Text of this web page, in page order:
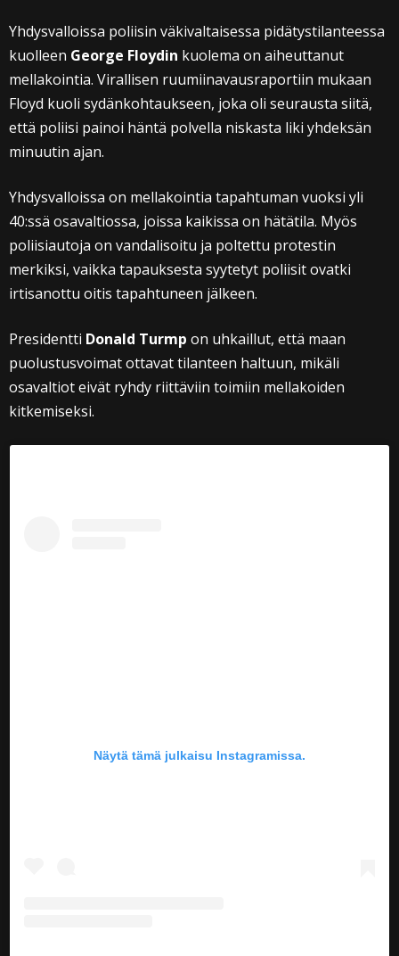
Yhdysvalloissa poliisin väkivaltaisessa pidätystilanteessa
kuolleen George Floydin kuolema on aiheuttanut
mellakointia. Virallisen ruumiinavausraportiin mukaan
Floyd kuoli sydänkohtaukseen, joka oli seurausta siitä,
että poliisi painoi häntä polvella niskasta liki yhdeksän
minuutin ajan.
Yhdysvalloissa on mellakointia tapahtuman vuoksi yli
40:ssä osavaltiossa, joissa kaikissa on hätätila. Myös
poliisiautoja on vandalisoitu ja poltettu protestin
merkiksi, vaikka tapauksesta syytetyt poliisit ovatki
irtisanottu oitis tapahtuneen jälkeen.
Presidentti Donald Turmp on uhkaillut, että maan
puolustusvoimat ottavat tilanteen haltuun, mikäli
osavaltiot eivät ryhdy riittäviin toimiin mellakoiden
kitkemiseksi.
Näytä tämä julkaisu Instagramissa.